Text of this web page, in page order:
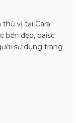
vị tại Cara
bền đẹp, baisc
sử dụng trang